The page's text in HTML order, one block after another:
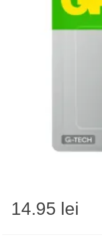
14.95 lei